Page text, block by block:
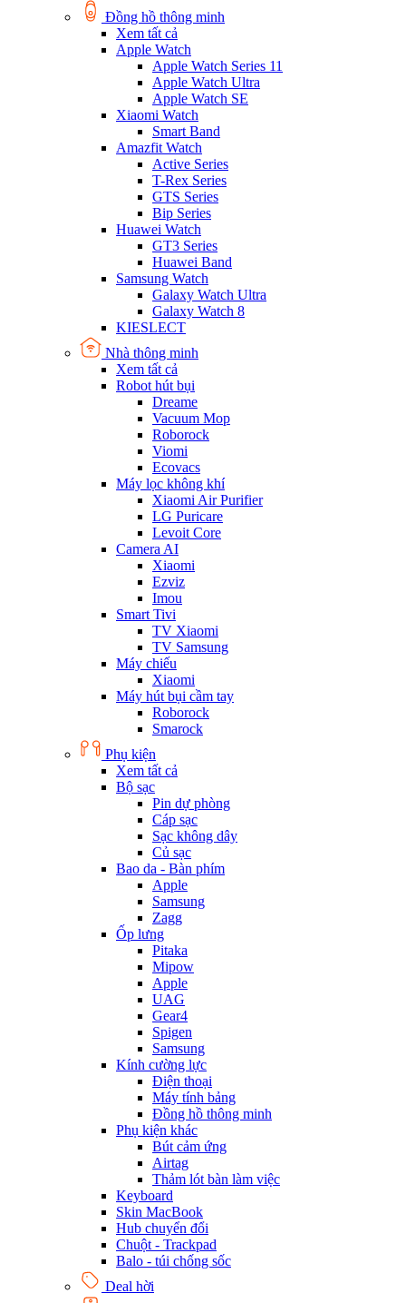
Đồng hồ thông minh
Xem tất cả
Apple Watch
Apple Watch Series 11
Apple Watch Ultra
Apple Watch SE
Xiaomi Watch
Smart Band
Amazfit Watch
Active Series
T-Rex Series
GTS Series
Bip Series
Huawei Watch
GT3 Series
Huawei Band
Samsung Watch
Galaxy Watch Ultra
Galaxy Watch 8
KIESLECT
Nhà thông minh
Xem tất cả
Robot hút bụi
Dreame
Vacuum Mop
Roborock
Viomi
Ecovacs
Máy lọc không khí
Xiaomi Air Purifier
LG Puricare
Levoit Core
Camera AI
Xiaomi
Ezviz
Imou
Smart Tivi
TV Xiaomi
TV Samsung
Máy chiếu
Xiaomi
Máy hút bụi cầm tay
Roborock
Smarock
Phụ kiện
Xem tất cả
Bộ sạc
Pin dự phòng
Cáp sạc
Sạc không dây
Củ sạc
Bao da - Bàn phím
Apple
Samsung
Zagg
Ốp lưng
Pitaka
Mipow
Apple
UAG
Gear4
Spigen
Samsung
Kính cường lực
Điện thoại
Máy tính bảng
Đồng hồ thông minh
Phụ kiện khác
Bút cảm ứng
Airtag
Thảm lót bàn làm việc
Keyboard
Skin MacBook
Hub chuyển đổi
Chuột - Trackpad
Balo - túi chống sốc
Deal hời